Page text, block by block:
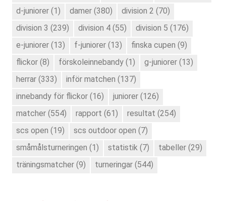
d-juniorer (1) damer (380) division 2 (70)
division 3 (239) division 4 (55) division 5 (176)
e-juniorer (13) f-juniorer (13) finska cupen (9)
flickor (8) förskoleinnebandy (1) g-juniorer (13)
herrar (333) inför matchen (137)
innebandy för flickor (16) juniorer (126)
matcher (554) rapport (61) resultat (254)
scs open (19) scs outdoor open (7)
småmålsturneringen (1) statistik (7) tabeller (29)
träningsmatcher (9) turneringar (544)